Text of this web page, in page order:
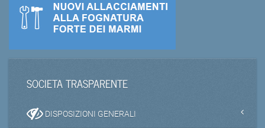
SOCIETA TRASPARENTE
DISPOSIZIONI GENERALI